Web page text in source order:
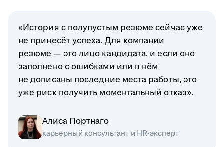
«История с полупустым резюме сейчас уже
не принесёт успеха. Для компании
резюме — это лицо кандидата, и если оно
заполнено с ошибками или в нём
не дописаны последние места работы, это
уже риск получить моментальный отказ».
Алиса Портнаго
карьерный консультант и HR-эксперт